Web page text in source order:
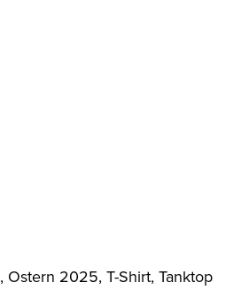
Ostern 2025, T-Shirt, Tanktop